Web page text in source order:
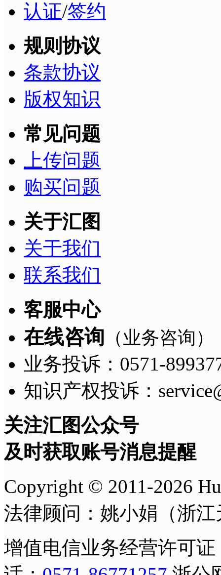
认证/签约
规则协议
条款协议
版权知识
常见问题
上传问题
购买问题
关于汇图
关于我们
联系我们
客服中心
在线咨询 （业务咨询）
业务投诉：0571-
知识产权投诉：
关注汇图公众号
及时获取账号消息提醒
Copyright © 2011-2026
法律顾问：姚小娟（浙
增值电信业务经营许可